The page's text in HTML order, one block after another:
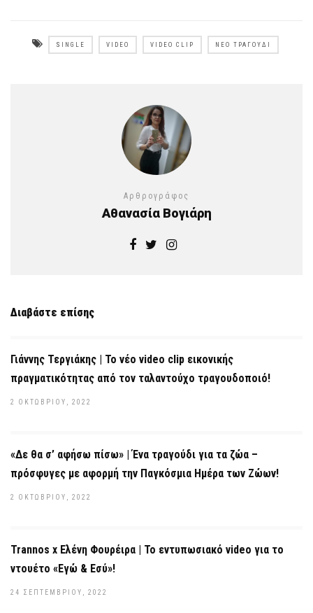
SINGLE VIDEO VIDEO CLIP ΝΈΟ ΤΡΑΓΟΎΔΙ
Αρθρογράφος
Αθανασία Βογιάρη
Διαβάστε επίσης
Γιάννης Τεργιάκης | Το νέο video clip εικονικής
πραγματικότητας από τον ταλαντούχο τραγουδοποιό!
2 ΟΚΤΩΒΡΊΟΥ, 2022
«Δε θα σ’ αφήσω πίσω» | Ένα τραγούδι για τα ζώα –
πρόσφυγες με αφορμή την Παγκόσμια Ημέρα των Ζώων!
2 ΟΚΤΩΒΡΊΟΥ, 2022
Trannos x Ελένη Φουρέιρα | Το εντυπωσιακό video για το
ντουέτο «Εγώ & Εσύ»!
24 ΣΕΠΤΕΜΒΡΊΟΥ, 2022